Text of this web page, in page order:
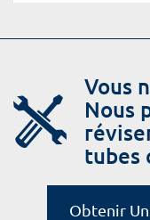
Vous
Nous
tubes
Obtenir